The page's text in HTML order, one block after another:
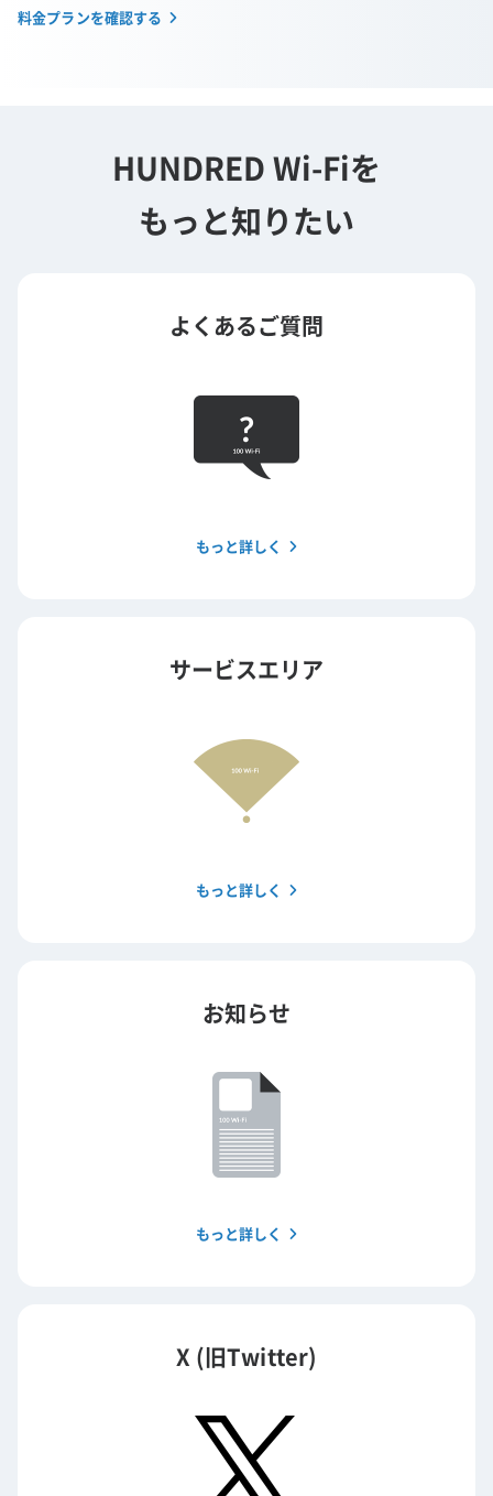
料金プランを確認する
HUNDRED Wi-Fiを
もっと知りたい
よくあるご質問
もっと詳しく
サービスエリア
もっと詳しく
お知らせ
もっと詳しく
X (旧Twitter)